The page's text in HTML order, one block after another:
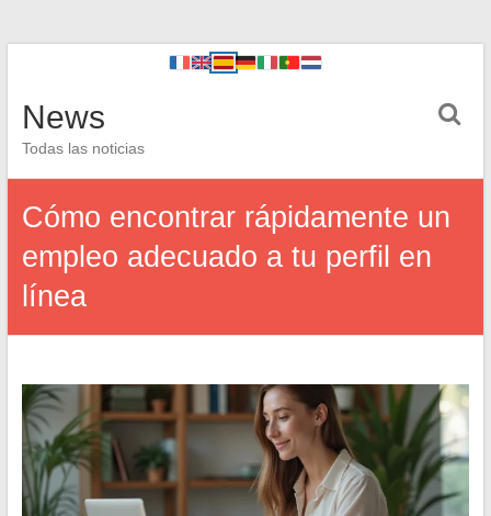
News
Todas las noticias
Cómo encontrar rápidamente un
empleo adecuado a tu perfil en
línea